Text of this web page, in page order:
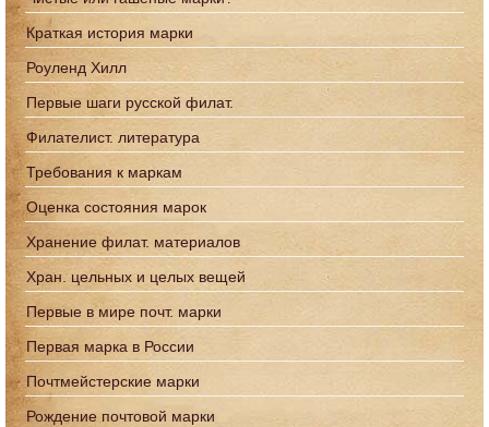
Краткая история марки
Роуленд Хилл
Первые шаги русской филат.
Филателист. литература
Требования к маркам
Оценка состояния марок
Хранение филат. материалов
Хран. цельных и целых вещей
Первые в мире почт. марки
Первая марка в России
Почтмейстерские марки
Рождение почтовой марки